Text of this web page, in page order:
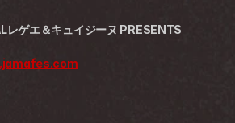
ゲエ＆キュイジーヌ PRESENTS